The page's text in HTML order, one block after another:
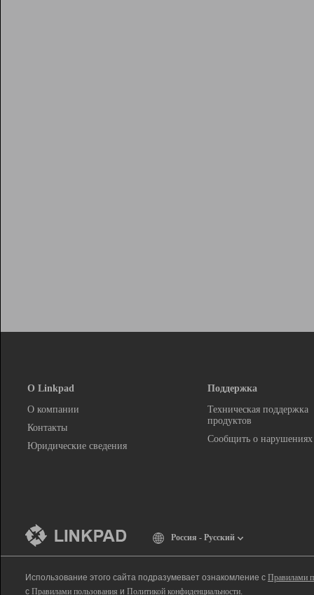
О Linkpad
О компании
Контакты
Юридические сведения
Поддержка
Техническая поддержка
продуктов
Сообщить о нарушениях
Россия - Русский
Использование этого сайта подразумевает ознакомление с Правилами
с Правилами пользования и Политикой конфиденциальности.